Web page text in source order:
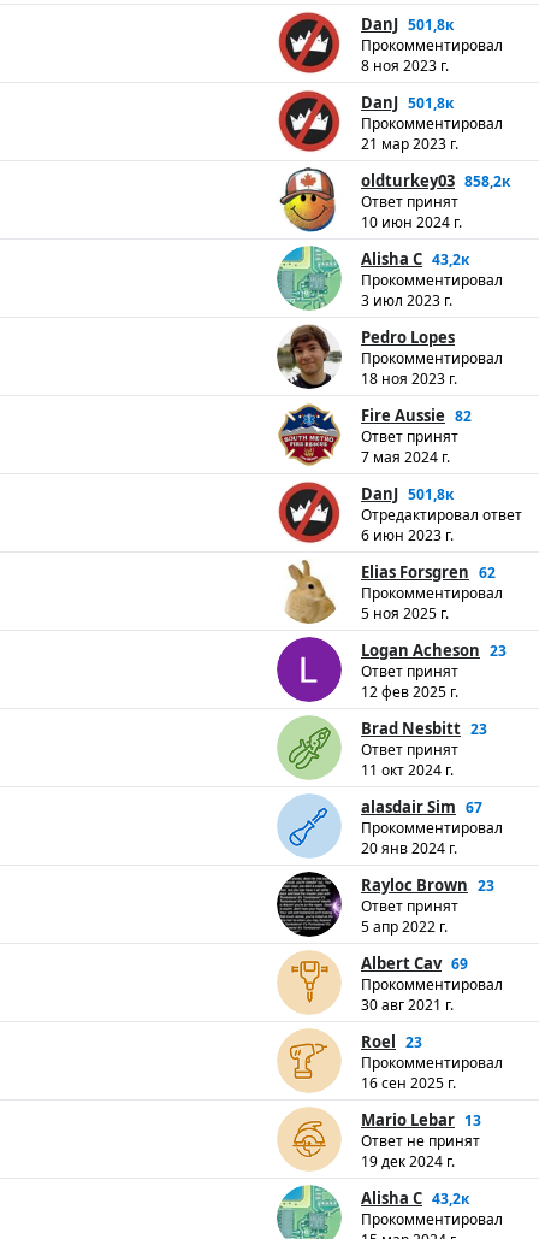
DanJ 501,8к
Прокомментировал
8 ноя 2023 г.
DanJ 501,8к
Прокомментировал
21 мар 2023 г.
oldturkey03 858,2к
Ответ принят
10 июн 2024 г.
Alisha C 43,2к
Прокомментировал
3 июл 2023 г.
Pedro Lopes
Прокомментировал
18 ноя 2023 г.
Fire Aussie 82
Ответ принят
7 мая 2024 г.
DanJ 501,8к
Отредактировал ответ
6 июн 2023 г.
Elias Forsgren 62
Прокомментировал
5 ноя 2025 г.
Logan Acheson 23
Ответ принят
12 фев 2025 г.
Brad Nesbitt 23
Ответ принят
11 окт 2024 г.
alasdair Sim 67
Прокомментировал
20 янв 2024 г.
Rayloc Brown 23
Ответ принят
5 апр 2022 г.
Albert Cav 69
Прокомментировал
30 авг 2021 г.
Roel 23
Прокомментировал
16 сен 2025 г.
Mario Lebar 13
Ответ не принят
19 дек 2024 г.
Alisha C 43,2к
Прокомментировал